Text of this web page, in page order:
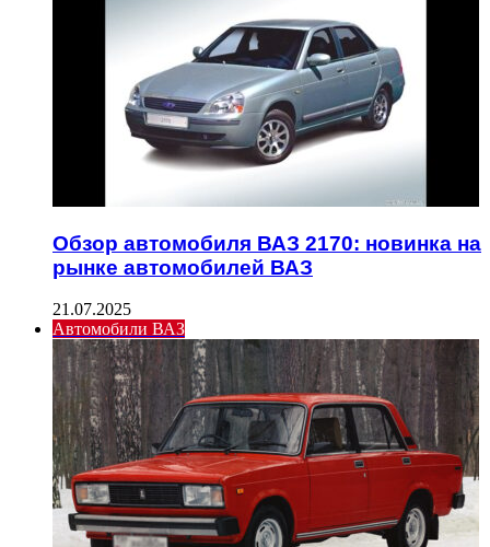
Обзор автомобиля ВАЗ 2170: новинка на
рынке автомобилей ВАЗ
21.07.2025
Автомобили ВАЗ